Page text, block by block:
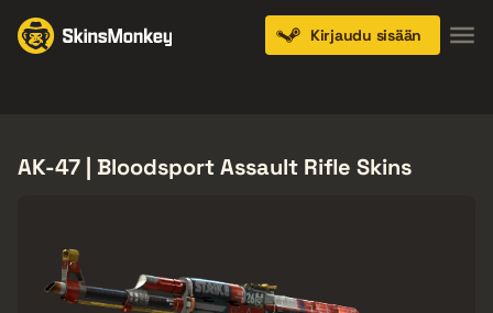
Kirjaudu sisään
AK-47 | Bloodsport Assault Rifle Skins